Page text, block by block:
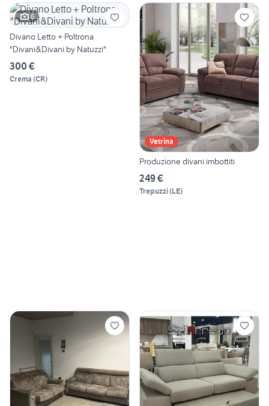
6
Divano Letto + Poltrona
"Divani&Divani by Natuzzi"
300 €
Crema (CR)
Vetrina
Produzione divani imbottiti
249 €
Trepuzzi(LE)